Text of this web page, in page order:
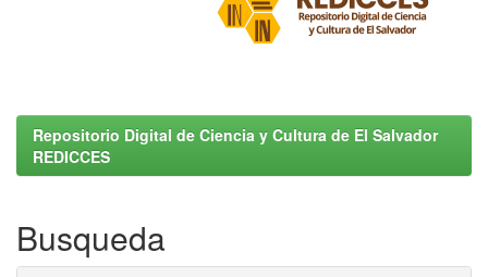
Repositorio Digital de Ciencia y Cultura de El Salvador
REDICCES
Busqueda